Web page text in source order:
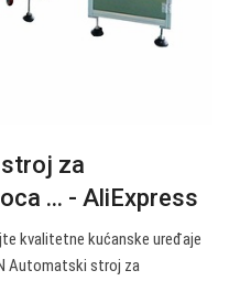
za
... - AliExpress
kvalitetne kućanske uređaje
Automatski stroj za